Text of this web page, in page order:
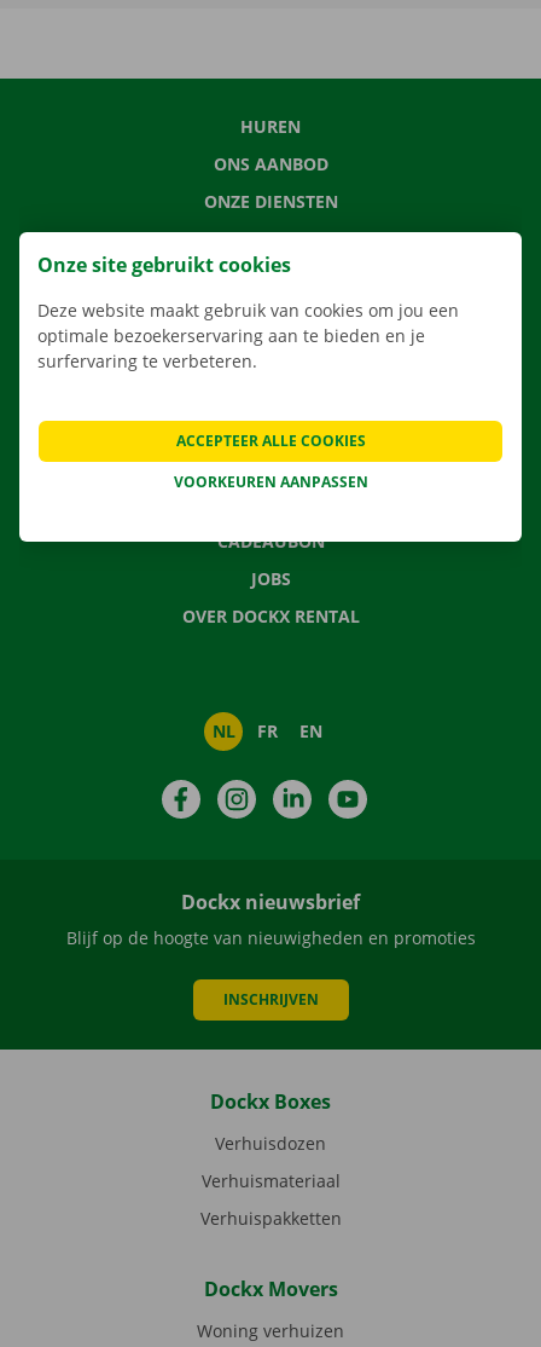
HUREN
ONS AANBOD
ONZE DIENSTEN
LOCATIES
APP
VERHUISOPLOSSINGEN
CONTACTEER ONS
VEELGESTELDE VRAGEN
CADEAUBON
JOBS
OVER DOCKX RENTAL
NL FR EN
FacebookInstagramLinkedIn
Dockx nieuwsbrief
Blijf op de hoogte van nieuwigheden en promoties
INSCHRIJVEN
Dockx Boxes
Verhuisdozen
Verhuismateriaal
Verhuispakketten
Dockx Movers
Woning verhuizen
Onze site gebruikt cookies
Deze website maakt gebruik van cookies om jou een
optimale bezoekerservaring aan te bieden en je
surfervaring te verbeteren.
VOORKEUREN AANPASSEN
ACCEPTEER ALLE COOKIES